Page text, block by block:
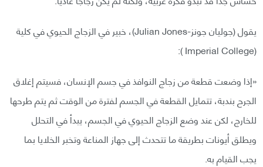
يقول (جوليان جونز-Julian Jones)، خبير في الزجاج الحيوي في كلية
(Imperial College ):
«إذا وضعت قطعة من زجاج النوافذ في جسم الإنسان، فسيتم إغلاق
الجرح بندبة، تتمايل القطعة في الجسم لفترة من الوقت ثم يتم طرحها
للخارج، لكن عند وضع الزجاج الحيوي في الجسم، يبدأ في التحلل
ويطلق أيونات بطريقة ما تتحدث إلى جهاز المناعة وتخبر الخلايا بما
يجب القيام به.